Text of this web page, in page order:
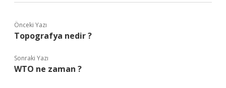
Önceki Yazı
Topografya nedir ?
Sonraki Yazı
WTO ne zaman ?